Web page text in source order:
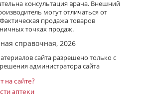
консультация врача. Внешний
могут отличаться от
продажа товаров
точках продаж.
справочная, 2026
сайта разрешено только с
администратора сайта
на сайте?
аптеки